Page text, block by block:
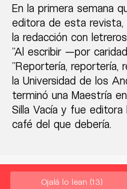
En la primera semana
editora de esta revista,
la redacción con
"Al escribir —por
"Reportería, reportería,
la Universidad de los
terminó una Maestría
Silla Vacía y fue editora
café del que debería.
Ojalá lo lean (13)